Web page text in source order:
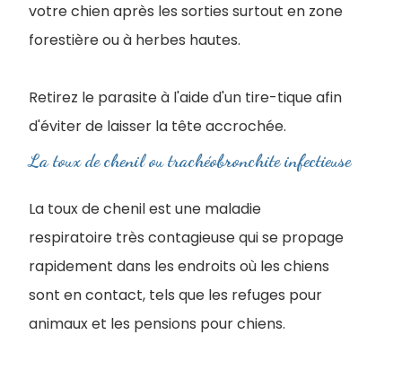
votre chien après les sorties surtout en zone
forestière ou à herbes hautes.
Retirez le parasite à l'aide d'un tire-tique afin
d'éviter de laisser la tête accrochée.
La toux de chenil ou trachéobronchite infectieuse
La toux de chenil est une maladie
respiratoire très contagieuse qui se propage
rapidement dans les endroits où les chiens
sont en contact, tels que les refuges pour
animaux et les pensions pour chiens.